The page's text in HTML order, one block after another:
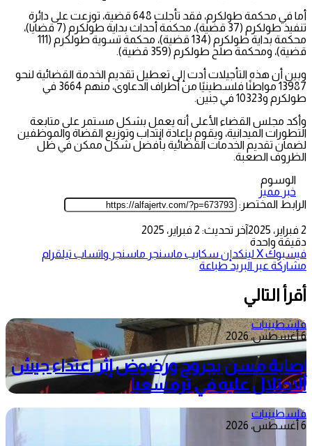
أما في محكمة طولكرم، فقد تأجلت 648 قضية، توزعت على دائرة
تنفيذ طولكرم (37 قضية)، محكمة أحداث بداية طولكرم (7 قضايا)،
محكمة بداية طولكرم (134 قضية)، محكمة تسوية طولكرم (111
قضية)، ومحكمة صلح طولكرم (359 قضية).
وبين أن هذه التأجيلات أدت إلى تعطيل تقديم الخدمة القضائية لنحو
13987 مواطنًا فلسطينيًا من أطراف الدعاوى، منهم 3664 في
طولكرم و10323 في جنين.
وأكد مجلس القضاء الأعلى أنه يعمل بشكل مستمر على متابعة
التطورات الميدانية، ويقوم بإعادة انتداب وتوزيع القضاة والموظفين
لضمان تقديم الخدمات القضائية بأفضل شكل ممكن في ظل
الظروف الصعبة.
الوسوم
خبر مميز
الرابط المختصر:
2 فبراير، 2025
آخر تحديث: 2 فبراير، 2025
دقيقة واحدة
فيسبوك‫Xلينكدإن سكايب ماسنجر ماسنجر واتساب تيلقرام
مشاركة عبر البريد طباعة
أقرأ التالي
فلسطينيات
6 أغسطس، 2026
إصابة مسن بجروح ورضوض إثر اعتداء جيش
الاحتلال عليه في ترمسعيا
فلسطينيات
6 أغسطس، 2026